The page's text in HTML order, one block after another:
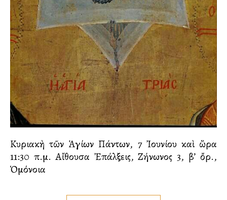
Κυριακὴ τῶν Ἁγίων Πάντων, 7 Ἰουνίου καὶ ὥρα
11:30 π.μ. Αἴθουσα Ἐπάλξεις, Ζήνωνος 3, β’ ὄρ.,
Ὁμόνοια